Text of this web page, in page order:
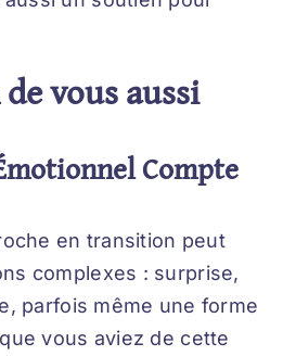
vous aussi
Compte
en transition peut
complexes : surprise,
parfois même une forme
vous aviez de cette